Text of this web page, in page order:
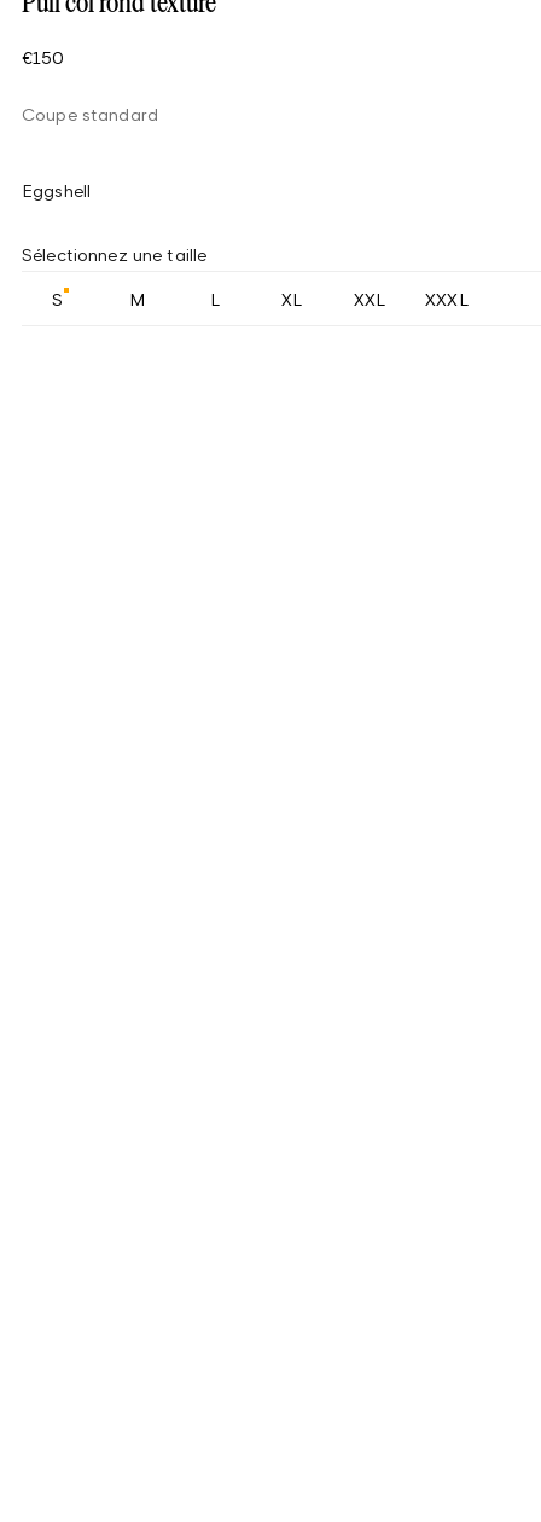
€150
Coupe standard
Eggshell
Sélectionnez une taille
S M L XL XXL XXXL